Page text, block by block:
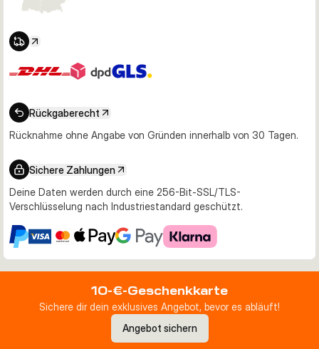
Rückgaberecht
Rücknahme ohne Angabe von Gründen innerhalb von 30 Tagen.
Sichere Zahlungen
Deine Daten werden durch eine 256-Bit-SSL/TLS-
Verschlüsselung nach Industriestandard geschützt.
10-€-Geschenkkarte
Sichere dir dein exklusives Angebot, bevor es abläuft!
Angebot sichern